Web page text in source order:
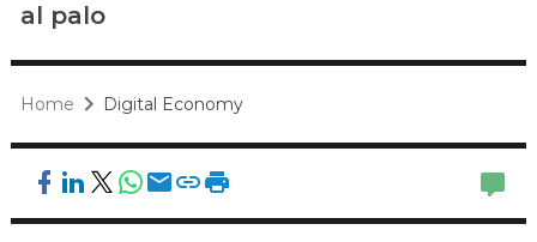
al palo
Home Digital Economy